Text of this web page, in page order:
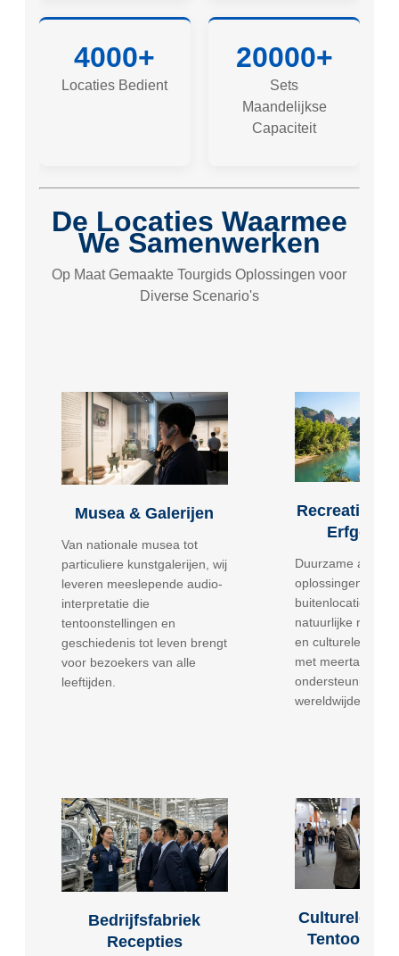
4000+
Locaties Bedient
20000+
Sets
Maandelijkse
Capaciteit
De Locaties Waarmee
We Samenwerken
Op Maat Gemaakte Tourgids Oplossingen voor
Diverse Scenario's
Musea & Galerijen
Van nationale musea tot
particuliere kunstgalerijen, wij
leveren meeslepende audio-
interpretatie die
tentoonstellingen en
geschiedenis tot leven brengt
voor bezoekers van alle
leeftijden.
Duurzame
oplossingen voor
buitenlocaties
natuurlijke
en culturele
met meertalige
ondersteuning
wereldwijde
Bedrijfsfabriek
Recepties
Culturele